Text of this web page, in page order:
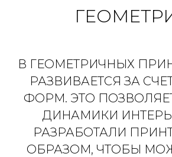
В ГЕОМЕТРИЧНЫХ
РАЗВИВАЕТСЯ ЗА
ФОРМ. ЭТО
ДИНАМИКИ
РАЗРАБОТАЛИ
ОБРАЗОМ, ЧТОБЫ